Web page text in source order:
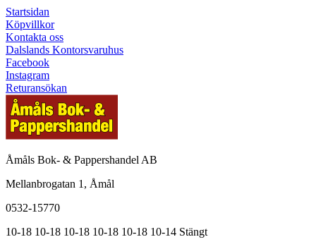
Startsidan
Köpvillkor
Kontakta oss
Dalslands Kontorsvaruhus
Facebook
Instagram
Returansökan
Åmåls Bok- & Pappershandel AB
Mellanbrogatan 1, Åmål
0532-15770
10-18 10-18 10-18 10-18 10-18 10-14 Stängt